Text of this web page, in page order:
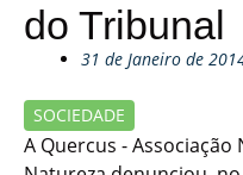
do Tribunal
31 de Janeiro de
SOCIEDADE
A Quercus -